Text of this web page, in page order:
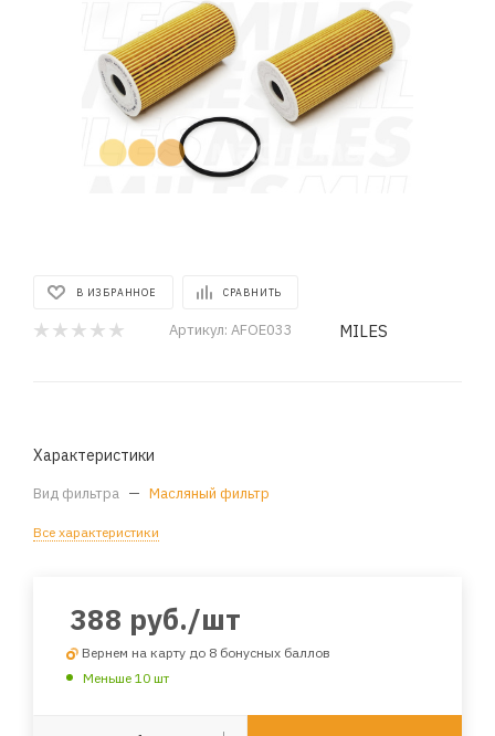
В ИЗБРАННОЕ СРАВНИТЬ
Артикул: AFOE033 MILES
Характеристики
Вид фильтра — Масляный фильтр
Все характеристики
388 руб./шт
Вернем на карту до 8 бонусных баллов
Меньше 10 шт